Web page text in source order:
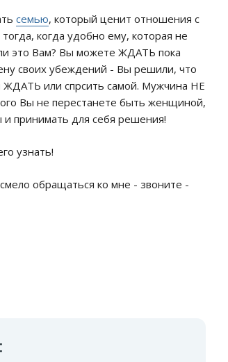
семью, который ценит отношения с
когда удобно ему, которая не
ли это Вам? Вы можете ЖДАТЬ пока
своих убеждений - Вы решили, что
или спрсить самой. Мужчина НЕ
Вы не перестанете быть женщиной,
принимать для себя решения!
узнать!
обращаться ко мне - звоните -